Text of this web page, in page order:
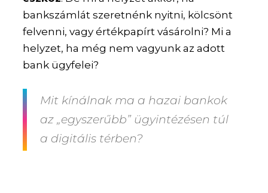
bankszámlát szeretnénk nyitni, kölcsönt
felvenni, vagy értékpapírt vásárolni? Mi a
helyzet, ha még nem vagyunk az adott
bank ügyfelei?
Mit kínálnak ma a hazai bankok
az „egyszerűbb” ügyintézésen túl
a digitális térben?